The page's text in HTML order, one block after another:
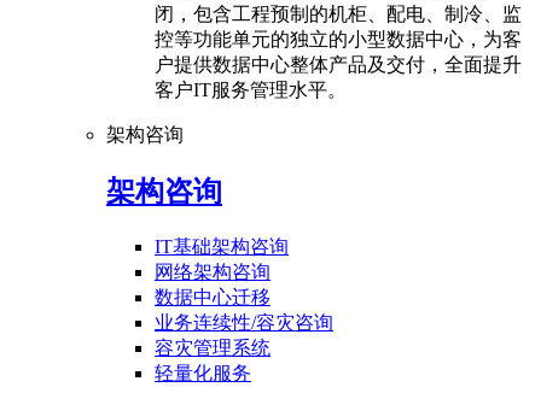
闭，包含工程预制的机柜、配电、制冷、监
控等功能单元的独立的小型数据中心，为客
户提供数据中心整体产品及交付，全面提升
客户IT服务管理水平。
架构咨询
架构咨询
IT基础架构咨询
网络架构咨询
数据中心迁移
业务连续性/容灾咨询
容灾管理系统
轻量化服务